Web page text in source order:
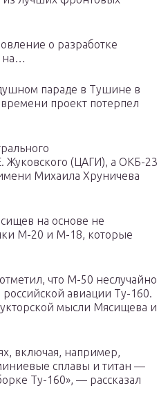
о разработке
на…
параде в Тушине в
проект потерпел
Жуковского (ЦАГИ), а ОКБ-23
Михаила Хруничева
на основе не
М-20 и М-18, которые
что М-50 неслучайно
авиации Ту-160.
мысли Мясищева и
включая, например,
сплавы и титан —
Ту-160», — рассказал